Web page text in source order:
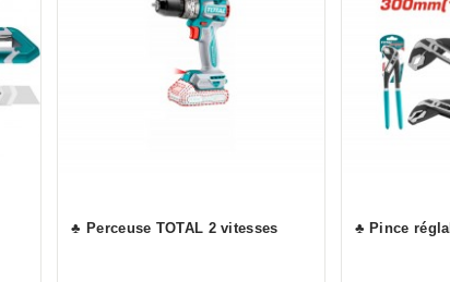
♣ Perceuse TOTAL 2 vitesses ♣ Pince